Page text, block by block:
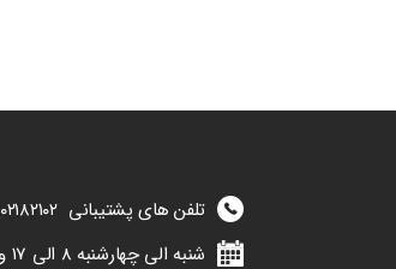
تلفن های پشتیبانی۰۲۱۸۲۱۰۲
شنبه الی چهارشنبه 8 الی 17 و پنج شنبه 8 تا 13